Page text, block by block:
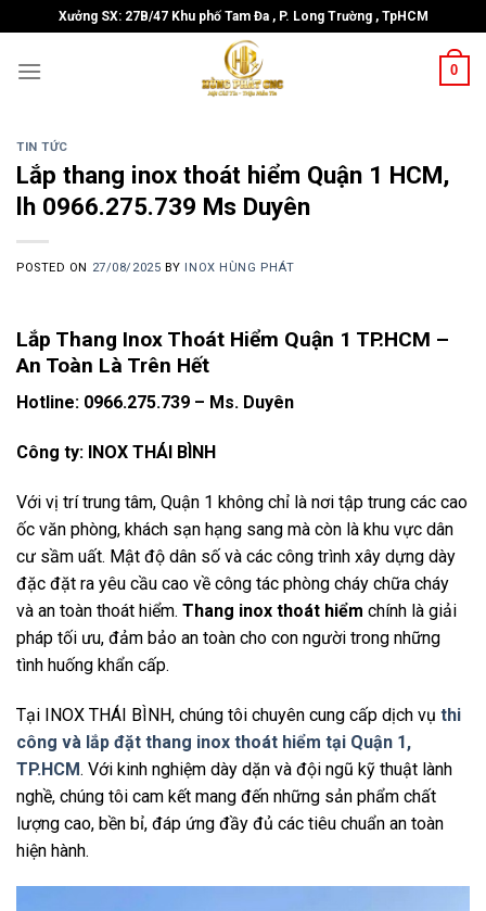
to
content
Xưởng SX: 27B/47 Khu phố Tam Đa , P. Long Trường , TpHCM
0
TIN TỨC
Lắp thang inox thoát hiểm Quận 1 HCM,
lh 0966.275.739 Ms Duyên
POSTED ON 27/08/2025 BY INOX HÙNG PHÁT
Lắp Thang Inox Thoát Hiểm Quận 1 TP.HCM –
An Toàn Là Trên Hết
Hotline: 0966.275.739 – Ms. Duyên
Công ty: INOX THÁI BÌNH
Với vị trí trung tâm, Quận 1 không chỉ là nơi tập trung các cao
ốc văn phòng, khách sạn hạng sang mà còn là khu vực dân
cư sầm uất. Mật độ dân số và các công trình xây dựng dày
đặc đặt ra yêu cầu cao về công tác phòng cháy chữa cháy
và an toàn thoát hiểm. Thang inox thoát hiểm chính là giải
pháp tối ưu, đảm bảo an toàn cho con người trong những
tình huống khẩn cấp.
Tại INOX THÁI BÌNH, chúng tôi chuyên cung cấp dịch vụ thi
công và lắp đặt thang inox thoát hiểm tại Quận 1,
TP.HCM. Với kinh nghiệm dày dặn và đội ngũ kỹ thuật lành
nghề, chúng tôi cam kết mang đến những sản phẩm chất
lượng cao, bền bỉ, đáp ứng đầy đủ các tiêu chuẩn an toàn
hiện hành.